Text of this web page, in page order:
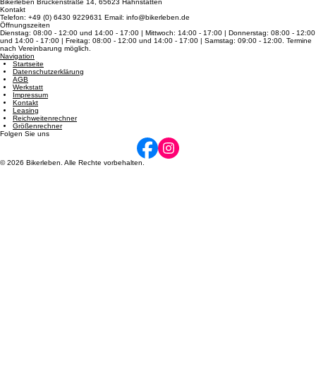
Kontakt & Anfahrt
Standort
Bikerleben Brückenstraße 14, 65623 Hahnstätten
Kontakt
Telefon: +49 (0) 6430 9229631 Email: info@bikerleben.de
Öffnungszeiten
Dienstag: 08:00 - 12:00 und 14:00 - 17:00 | Mittwoch: 14:00 - 17:00 | Donnerstag: 08:00 - 12:00
und 14:00 - 17:00 | Freitag: 08:00 - 12:00 und 14:00 - 17:00 | Samstag: 09:00 - 12:00. Termine
nach Vereinbarung möglich.
Navigation
Startseite
Datenschutzerklärung
AGB
Werkstatt
Impressum
Kontakt
Leasing
Reichweitenrechner